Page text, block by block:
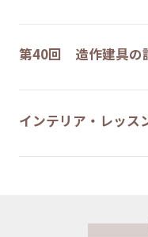
第40回 造作建具
インテリア・レッ